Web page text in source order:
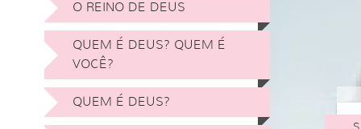
O REINO DE DEUS
QUEM É DEUS? QUEM É
VOCÊ?
QUEM É DEUS?